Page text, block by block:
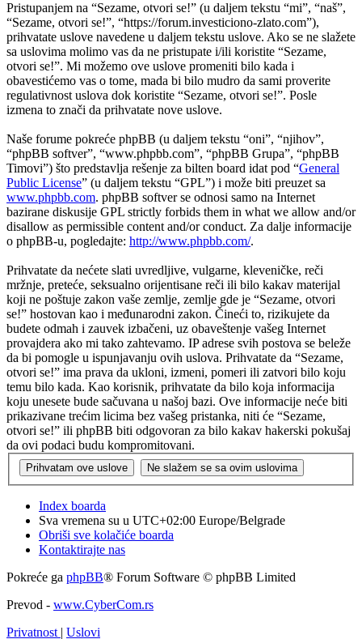
Pristupanjem na “Sezame, otvori se!” (u daljem tekstu “mi”, “naš”,
“Sezame, otvori se!”, “https://forum.investiciono-zlato.com”),
prihvatate uslove navedene u daljem tekstu uslove. Ako se ne slažete
sa uslovima molimo vas da ne pristupate i/ili koristite “Sezame,
otvori se!”. Mi možemo ove uslove promeniti bilo kada i
obavestićemo vas o tome, mada bi bilo mudro da sami proverite
regulativnost uslova dok koristite “Sezame, otvori se!”. Posle
izmena to znači da prihvatate nove uslove.
Naše forume pokreće phpBB (u daljem tekstu “oni”, “njihov”,
“phpBB softver”, “www.phpbb.com”, “phpBB Grupa”, “phpBB
Timovi”) što predstavlja rešenje za bilten board idat pod “General
Public License” (u daljem tekstu “GPL”) i može biti preuzet sa
www.phpbb.com. phpBB softver se odnosi samo na Internet
bazirane diskusije GPL strictly forbids them in what we allow and/or
disallow as permissible content and/or conduct. Za dalje informacije
o phpBB-u, pogledajte: http://www.phpbb.com/.
Prihvatate da nećete slati uvredljive, vulgarne, kleveničke, reči
mržnje, preteće, seksualno orijentisane reči ili bilo kakav materijal
koji ne poštuje zakon vaše zemlje, zemlje gde je “Sezame, otvori
se!” hostovan kao i međunarodni zakon. Čineći to, rizikujete da
budete odmah i zauvek izbačeni, uz obaveštenje vašeg Internet
provajdera ako mi tako zahtevamo. IP adrese svih postova se beleže
da bi pomogle u ispunjavanju ovih uslova. Prihvatate da “Sezame,
otvori se!” ima prava da ukloni, izmeni, pomeri ili zatvori bilo koju
temu bilo kada. Kao korisnik, prihvatate da bilo koja informacija
koju unesete bude sačuvana u našoj bazi. Ove informacije neće biti
prikazivane trećim licima bez vašeg pristanka, niti će “Sezame,
otvori se!” ili phpBB biti odgovoran za bilo kakav hakerski pokušaj
da ovi podaci budu kompromitovani.
Index boarda
Sva vremena su u UTC+02:00 Europe/Belgrade
Obriši sve kolačiće boarda
Kontaktirajte nas
Pokreće ga phpBB® Forum Software © phpBB Limited
Prevod - www.CyberCom.rs
Privatnost | Uslovi